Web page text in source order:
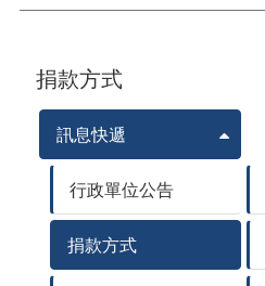
捐款方式
訊息快遞
行政單位公告
捐款方式